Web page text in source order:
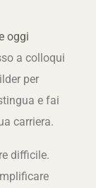
oggi
a colloqui
per
e fai
carriera.
difficile.